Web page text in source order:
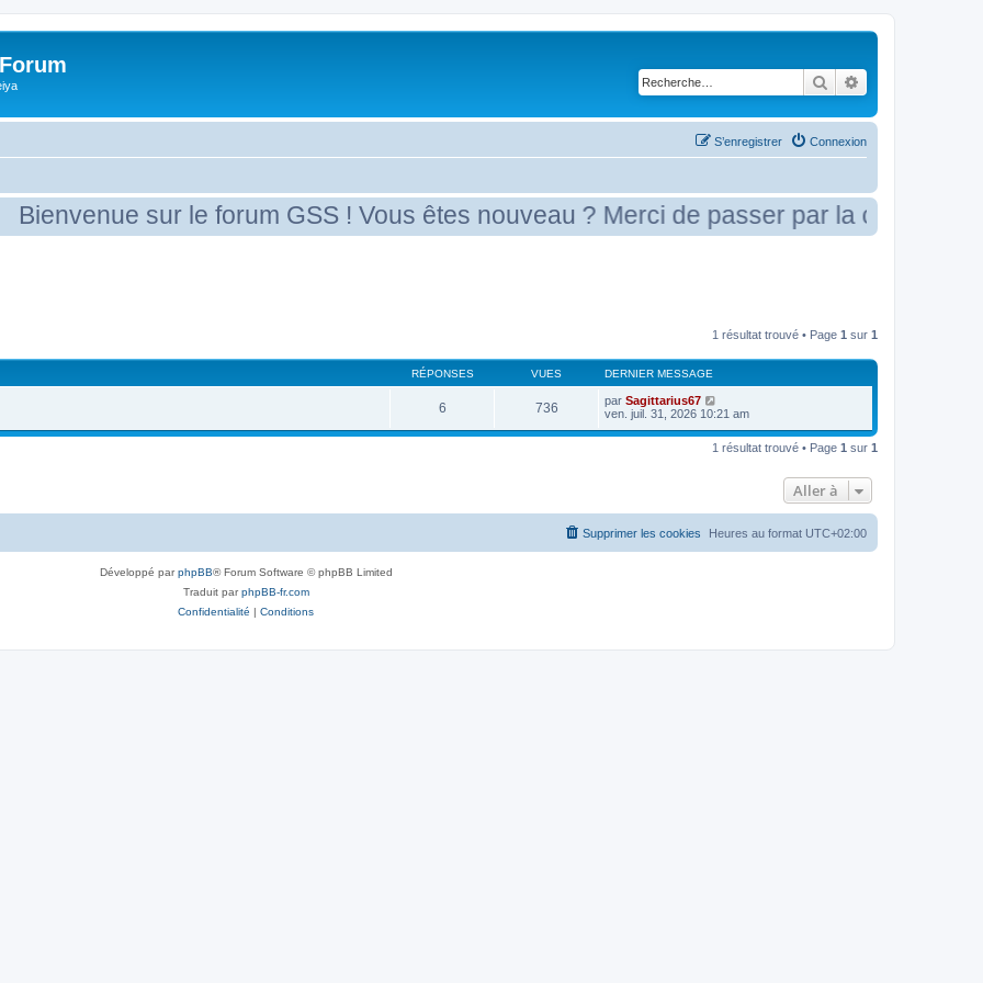
Rechercher
Connexion
S’enregistrer
sur le forum GSS ! Vous êtes nouveau ? Merci de passer par la case
1 résultat trouvé • Page 1 sur 1
RÉPONSES VUES DERNIER MESSAGE
6 736 par Sagittarius67
ven. juil. 31, 2026 10:21 am
1 résultat trouvé • Page 1 sur 1
Aller à
Heures au format UTC+02:00
Supprimer les cookies
Développé parphpBB® Forum Software © phpBB Limited
Traduit parphpBB-fr.com
Confidentialité | Conditions